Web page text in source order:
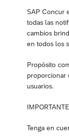
SAP Concur
todas las
cambios
en todos los
Propósito
proporcionar
usuarios.
IMPORTANTE
Tenga en